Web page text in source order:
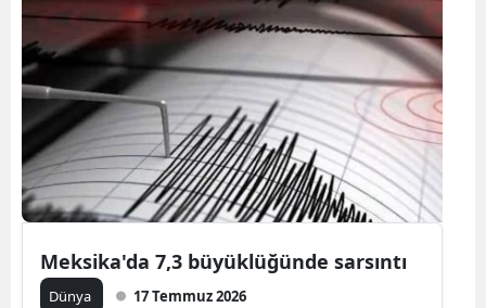
Meksika'da 7,3 büyüklüğünde sarsıntı
Dünya 17 Temmuz 2026